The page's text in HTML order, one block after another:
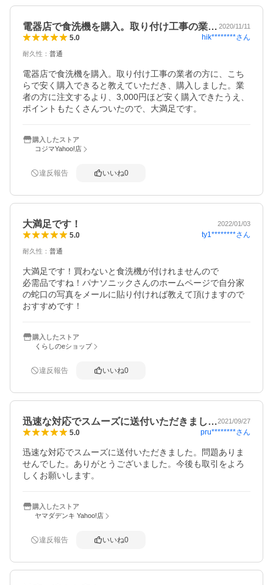
電器店で食洗機を購入。取り付け工事の業… 2020/11/11
5.0 hik********さん
耐久性 ： 普通
電器店で食洗機を購入。取り付け工事の業者の方に、こち
らで安く購入できると教えていただき、購入しました。業
者の方に注文するより、3,000円ほど安く購入できたうえ、
ポイントもたくさんついたので、大満足です。
購入したストア
コジマYahoo!店
違反報告 いいね0
大満足です！ 2022/01/03
5.0 ty1********さん
耐久性 ： 普通
大満足です！買わないと食洗機が付けれませんので
必需品ですね！パナソニックさんのホームページで自分家
の蛇口の写真をメールに貼り付ければ教えて頂けますので
おすすめです！
購入したストア
くらしのeショップ
違反報告 いいね0
迅速な対応でスムーズに送付いただきまし…2021/09/27
5.0 pru********さん
迅速な対応でスムーズに送付いただきました。問題ありま
せんでした。ありがとうございました。今後も取引をよろ
しくお願いします。
購入したストア
ヤマダデンキ Yahoo!店
違反報告 いいね0